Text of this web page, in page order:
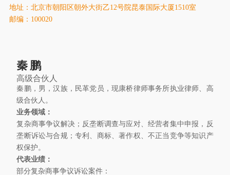
地址：北京市朝阳区朝外大街乙12号院昆泰国际大厦1510室
邮编：100020
秦鹏
高级合伙人
秦鹏，男，汉族，民革党员，现康桥律师事务所执业律师、高
级合伙人。
业务领域：
复杂商事争议解决；反垄断调查与应对、经营者集中申报，反
垄断诉讼与合规；专利、商标、著作权、不正当竞争等知识产
权保护。
代表业绩：
部分复杂商事争议诉讼案件：